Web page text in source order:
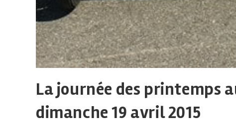
La journée des printemps
dimanche 19 avril 2015